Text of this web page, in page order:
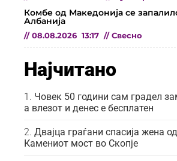
Комбе од Македонија се
Албанија
// 08.08.2026 13:17 // Свесно
Најчитано
Човек 50 години сам градел
а влезот и денес е бесплатен
Двајца граѓани спасија жена
Камениот мост во Скопје